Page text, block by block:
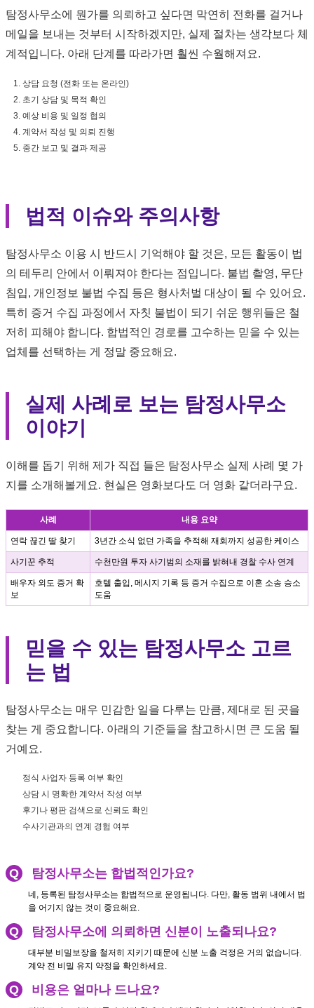
탐정사무소에 뭔가를 의뢰하고 싶다면 막연히 전화를 걸거나
메일을 보내는 것부터 시작하겠지만, 실제 절차는 생각보다 체
계적입니다. 아래 단계를 따라가면 훨씬 수월해져요.
상담 요청 (전화 또는 온라인)
초기 상담 및 목적 확인
예상 비용 및 일정 협의
계약서 작성 및 의뢰 진행
중간 보고 및 결과 제공
법적 이슈와 주의사항
탐정사무소 이용 시 반드시 기억해야 할 것은, 모든 활동이 법
의 테두리 안에서 이뤄져야 한다는 점입니다. 불법 촬영, 무단
침입, 개인정보 불법 수집 등은 형사처벌 대상이 될 수 있어요.
특히 증거 수집 과정에서 자칫 불법이 되기 쉬운 행위들은 철
저히 피해야 합니다. 합법적인 경로를 고수하는 믿을 수 있는
업체를 선택하는 게 정말 중요해요.
실제 사례로 보는 탐정사무소
이야기
이해를 돕기 위해 제가 직접 들은 탐정사무소 실제 사례 몇 가
지를 소개해볼게요. 현실은 영화보다도 더 영화 같더라구요.
사례 내용 요약
연락 끊긴 딸 찾기 3년간 소식 없던 가족을 추적해 재회까지 성공한 케이스
사기꾼 추적 수천만원 투자 사기범의 소재를 밝혀내 경찰 수사 연계
배우자 외도 증거 확
보
호텔 출입, 메시지 기록 등 증거 수집으로 이혼 소송 승소
도움
믿을 수 있는 탐정사무소 고르
는 법
탐정사무소는 매우 민감한 일을 다루는 만큼, 제대로 된 곳을
찾는 게 중요합니다. 아래의 기준들을 참고하시면 큰 도움 될
거예요.
정식 사업자 등록 여부 확인
상담 시 명확한 계약서 작성 여부
후기나 평판 검색으로 신뢰도 확인
수사기관과의 연계 경험 여부
Q 탐정사무소는 합법적인가요?
네, 등록된 탐정사무소는 합법적으로 운영됩니다. 다만, 활동 범위 내에서 법
을 어기지 않는 것이 중요해요.
Q 탐정사무소에 의뢰하면 신분이 노출되나요?
대부분 비밀보장을 철저히 지키기 때문에 신분 노출 걱정은 거의 없습니다.
계약 전 비밀 유지 약정을 확인하세요.
Q 비용은 얼마나 드나요?